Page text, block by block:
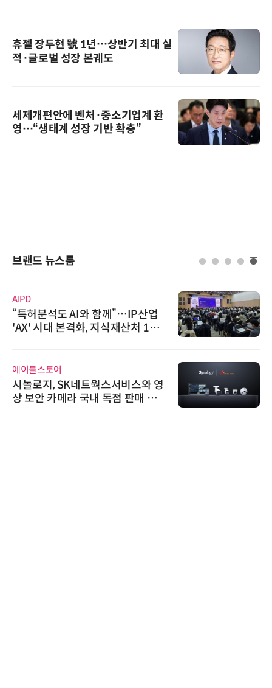
휴젤 장두현 號 1년…상반기 최대 실
적·글로벌 성장 본궤도
세제개편안에 벤처·중소기업계 환
영…“생태계 성장 기반 확충”
브랜드 뉴스룸
AIPD
“특허분석도 AI와 함께”…IP산업
'AX' 시대 본격화, 지식재산처 1호
에이블스토어
시놀로지, SK네트웍스서비스와 영
상 보안 카메라 국내 독점 판매 파